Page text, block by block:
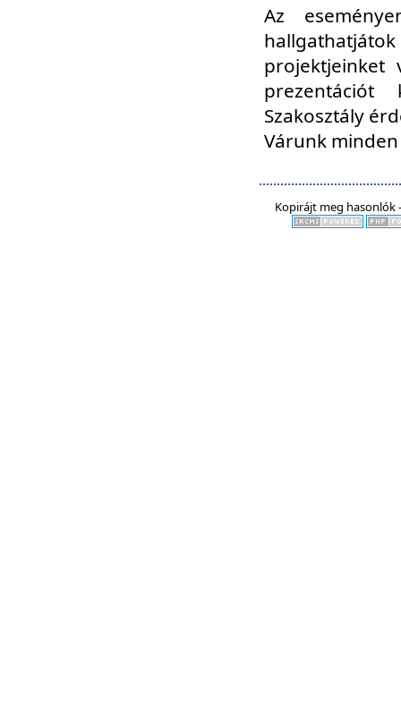
Az
Szakosztály
Várunk
Kopirájt meg hasonlók